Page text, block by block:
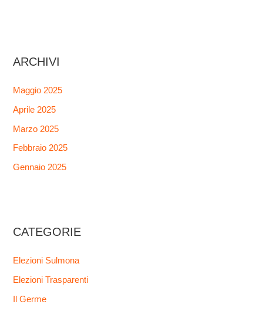
ARCHIVI
Maggio 2025
Aprile 2025
Marzo 2025
Febbraio 2025
Gennaio 2025
CATEGORIE
Elezioni Sulmona
Elezioni Trasparenti
Il Germe